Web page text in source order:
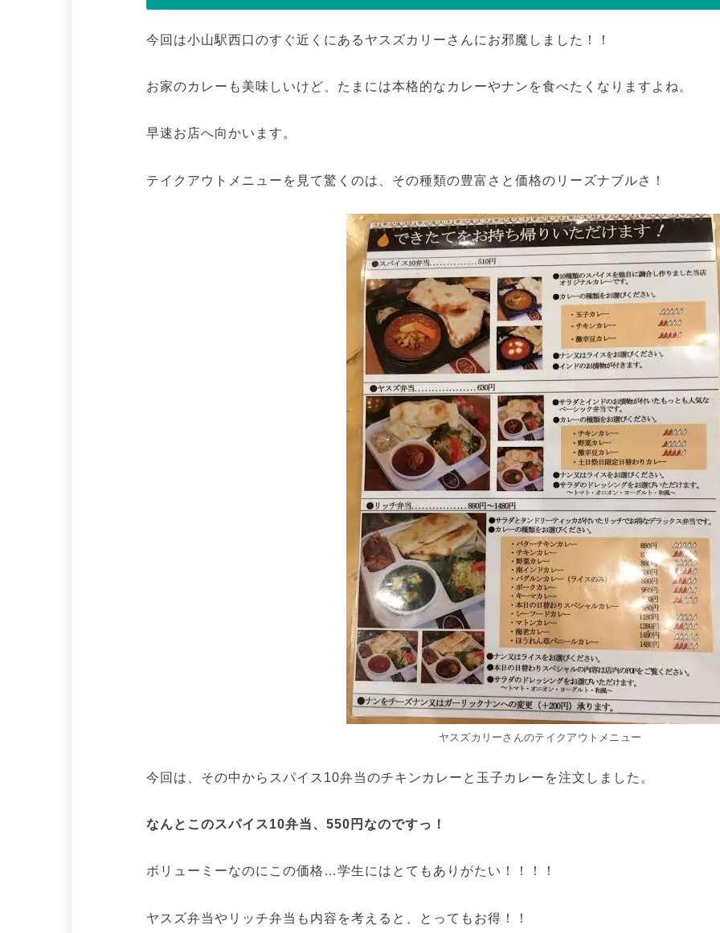
今回は小山駅西口のすぐ近くにあるヤスズカリーさんにお邪魔しました！！
お家のカレーも美味しいけど、たまには本格的なカレーやナンを食べたくなりますよね。
早速お店へ向かいます。
テイクアウトメニューを見て驚くのは、その種類の豊富さと価格のリーズナブルさ！
ヤスズカリーさんのテイクアウトメニュー
今回は、その中からスパイス10弁当のチキンカレーと玉子カレーを注文しました。
なんとこのスパイス10弁当、550円なのですっ！
ボリューミーなのにこの価格…学生にはとてもありがたい！！！！
ヤスズ弁当やリッチ弁当も内容を考えると、とってもお得！！